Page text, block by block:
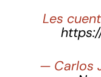
Les
— Carlos